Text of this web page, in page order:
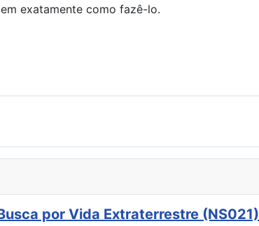
exatamente como fazê-lo.
por Vida Extraterrestre (NS021)